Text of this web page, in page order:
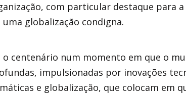
com particular destaque para
globalização condigna.
o centenário num momento em que o
impulsionadas por inovações
e globalização, que colocam em